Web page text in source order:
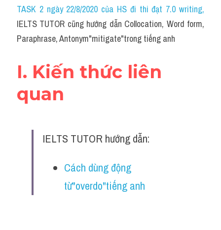
Idiom
Grammar
Word form
Cách dùng từ
Đề thi thật Task 2
TASK 2 ngày 22/8/2020 của HS đi thi đạt 7.0 writing,
IELTS TUTOR cũng hướng dẫn Collocation, Word form,
Paraphrase, Antonym"mitigate"trong tiếng anh
I. Kiến thức liên
quan
IELTS TUTOR hướng dẫn:
Cách dùng động
từ"overdo"tiếng anh